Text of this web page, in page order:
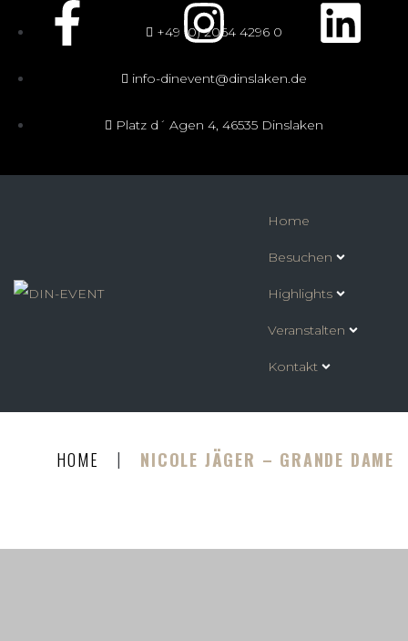
+49 (0) 2064 4296 0
info-dinevent@dinslaken.de
Platz d´ Agen 4, 46535 Dinslaken
Home
Besuchen
Highlights
Veranstalten
Kontakt
HOME | NICOLE JÄGER – GRANDE DAME